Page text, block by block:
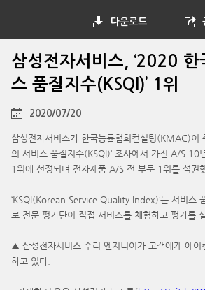
다운로드
삼성전자서비스, ‘2020 한
스 품질지수(KSQI)’ 1위
2020/07/20
삼성전자서비스가 한국능률협회컨설팅(KMAC)이
의 서비스 품질지수(KSQI)’ 조사에서 가전 A/S 10
1위에 선정되며 전자제품 A/S 전 부문 1위를 석권
‘KSQI(Korean Service Quality Index)’는 서비스
로 전문 평가단이 직접 서비스를 체험하고 평가를
▲ 삼성전자서비스 수리 엔지니어가 고객에게 에어
하고 있다.